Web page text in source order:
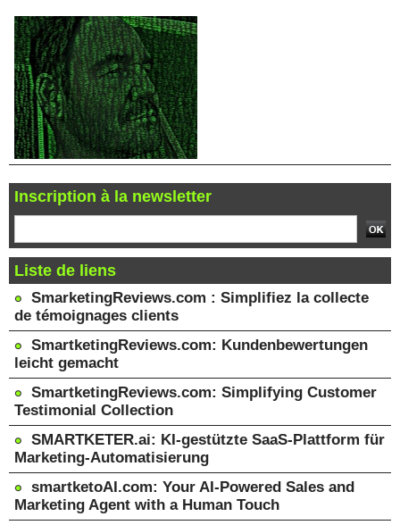
Inscription à la newsletter
Liste de liens
SmarketingReviews.com : Simplifiez la collecte
de témoignages clients
SmartketingReviews.com: Kundenbewertungen
leicht gemacht
SmartketingReviews.com: Simplifying Customer
Testimonial Collection
SMARTKETER.ai: KI-gestützte SaaS-Plattform für
Marketing-Automatisierung
smartketoAI.com: Your AI-Powered Sales and
Marketing Agent with a Human Touch